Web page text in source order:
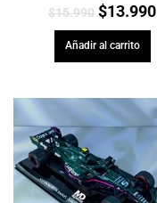
$15.990 $13.990
Añadir al carrito